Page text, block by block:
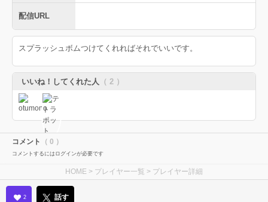
配信URL
スプラッシュボムつけてくれればそれでいいです。
いいね！してくれた人 （ 2 ）
コメント （ 0 ）
コメントするにはログインが必要です
HOME > プレイヤー一覧 > プレイヤー詳細
2 話す